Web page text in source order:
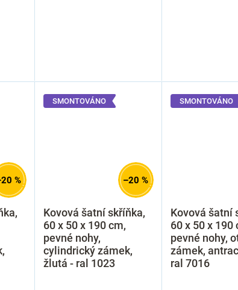
%
SMONTOVÁNO
–20 %
Kovová šatní skříňka,
60 x 50 x 190 cm,
pevné nohy,
cylindrický zámek,
žlutá - ral 1023
SMONTOVÁNO
Kovová šatní
60 x 50 x 190
pevné nohy,
zámek,
ral 7016